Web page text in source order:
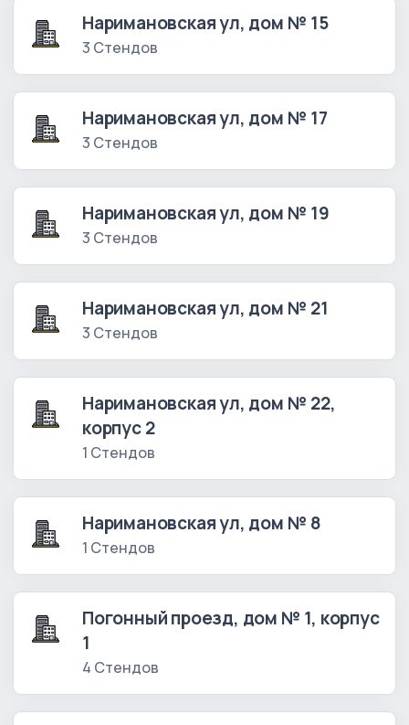
Наримановская ул, дом № 15
3 Стендов
Наримановская ул, дом № 17
3 Стендов
Наримановская ул, дом № 19
3 Стендов
Наримановская ул, дом № 21
3 Стендов
Наримановская ул, дом № 22,
корпус 2
1 Стендов
Наримановская ул, дом № 8
1 Стендов
Погонный проезд, дом № 1, корпус
1
4 Стендов